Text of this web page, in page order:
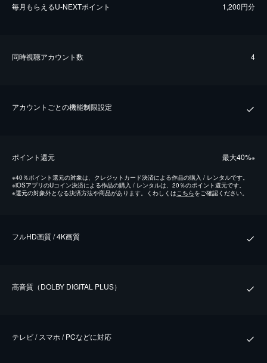
毎⽉もらえるU-NEXTポイント 1,200円分
同時視聴アカウント数 4
アカウントごとの機能制限設定
ポイント還元 最⼤40%※
※40％ポイント還元の対象は、クレジットカード決済による作品の購入 / レンタルです。
※iOSアプリのUコイン決済による作品の購入 / レンタルは、20％のポイント還元です。
※還元の対象外となる決済方法や商品があります。くわしくはこちらをご確認ください。
フルHD画質 / 4K画質
⾼⾳質（DOLBY DIGITAL PLUS）
テレビ / スマホ / PCなどに対応